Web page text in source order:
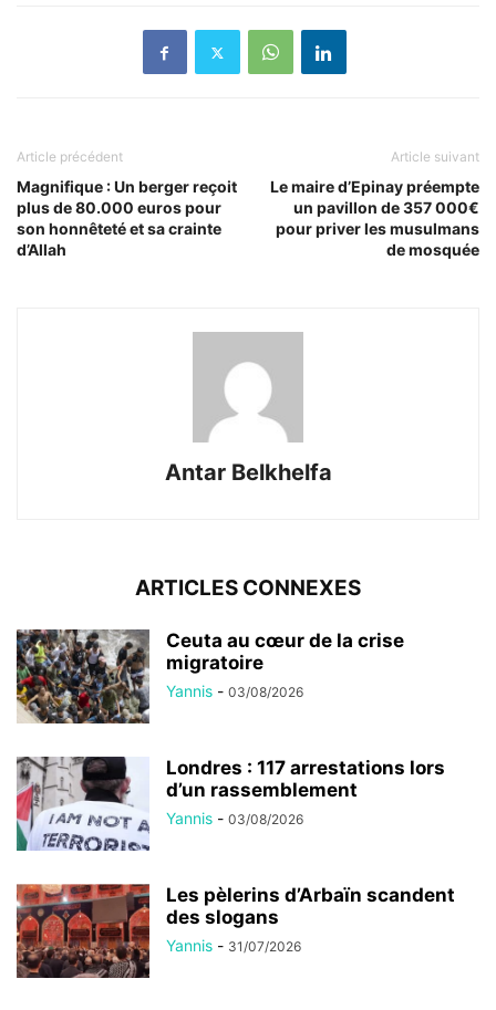
Article précédent
Magnifique : Un berger reçoit
plus de 80.000 euros pour
son honnêteté et sa crainte
d’Allah
Article suivant
Le maire d’Epinay préempte
un pavillon de 357 000€
pour priver les musulmans
de mosquée
Antar Belkhelfa
ARTICLES CONNEXES
Ceuta au cœur de la crise
migratoire
Yannis - 03/08/2026
Londres : 117 arrestations lors
d’un rassemblement
Yannis - 03/08/2026
Les pèlerins d’Arbaïn scandent
des slogans
Yannis - 31/07/2026